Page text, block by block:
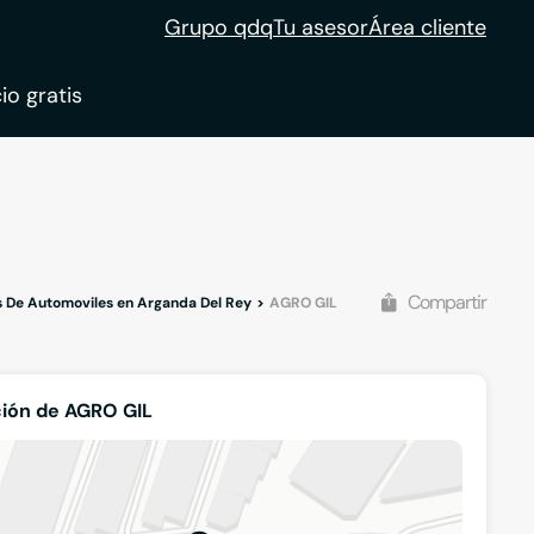
Grupo qdqTu asesorÁrea cliente
gratis
Automoviles en Arganda Del Rey AGRO GIL Compartir
de AGRO GIL